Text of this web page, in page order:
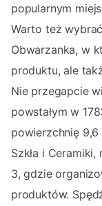
popularnym
Warto też
Obwarzanka, w
produktu, ale
Nie przegapcie
powstałym w
powierzchnię
Szkła i
3, gdzie
produktów.